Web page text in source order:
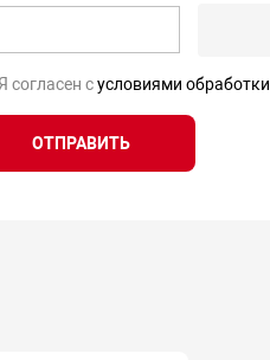
Я согласен сусловиями обработки
ОТПРАВИТЬ